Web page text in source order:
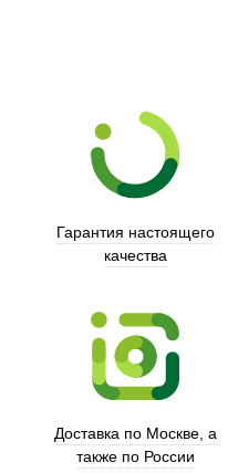
Гарантия настоящего
качества
Доставка по Москве, а
также по России